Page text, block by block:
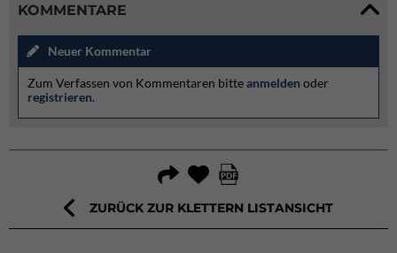
KOMMENTARE
Neuer Kommentar
Zum Verfassen von Kommentaren bitteanmelden oder
registrieren.
ZURÜCK ZUR KLETTERN LISTANSICHT